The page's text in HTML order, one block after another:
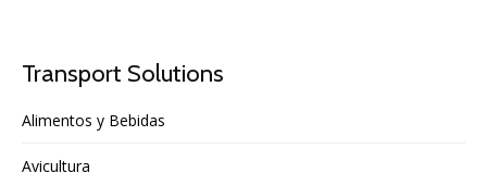
Transport Solutions
Alimentos y Bebidas
Avicultura